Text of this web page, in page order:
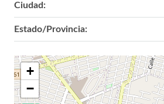
Ciudad:
Estado/Provincia:
+
−